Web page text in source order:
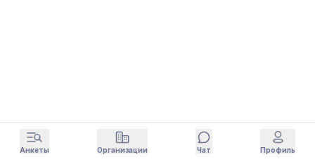
Анкеты Организации Чат Профиль